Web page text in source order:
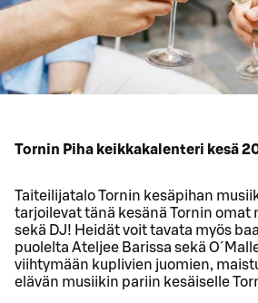
Tornin Piha keikkakalenteri kesä
Taiteilijatalo Tornin kesäpihan
tarjoilevat tänä kesänä Tornin omat
sekä DJ! Heidät voit tavata myös
puolelta Ateljee Barissa sekä
viihtymään kuplivien juomien,
elävän musiikin pariin kesäiselle